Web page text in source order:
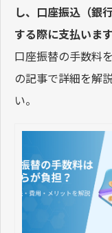
し、口座振込（銀
する際に支払います
口座振替の手数料
の記事で詳細を解
い。